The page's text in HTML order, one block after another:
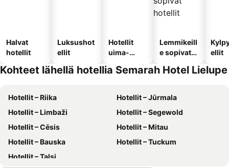
Halvat
hotellit
Luksushot
ellit
Hotellit
uima-
Lemmikeill
e sopivat
ellit
Kohteet lähellä hotellia Semarah Hotel Lielupe
Hotellit – Riika
Hotellit – Jūrmala
Hotellit – Limbaži
Hotellit – Segewold
Hotellit – Cēsis
Hotellit – Mitau
Hotellit – Bauska
Hotellit – Tuckum
Hotellit – Talsi